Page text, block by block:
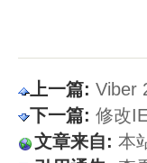
上一篇: Viber
下一篇: 修改
文章来自: 本